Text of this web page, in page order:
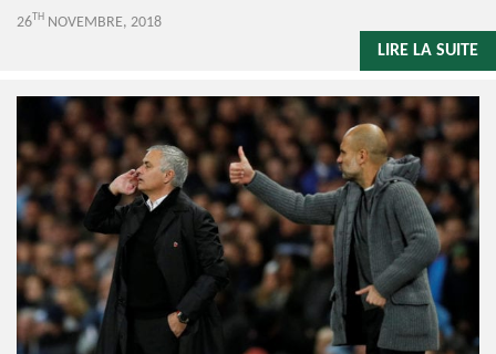
26TH NOVEMBRE, 2018
LIRE LA SUITE